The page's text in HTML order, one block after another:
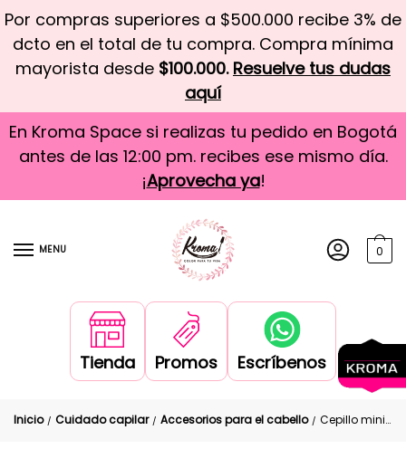
Por compras superiores a $500.000 recibe 3% de
dcto en el total de tu compra. Compra mínima
mayorista desde $100.000. Resuelve tus dudas
aquí
En Kroma Space si realizas tu pedido en Bogotá
antes de las 12:00 pm. recibes ese mismo día.
¡Aprovecha ya!
MENU 0
Tienda Promos Escríbenos
Inicio / Cuidado capilar / Accesorios para el cabello / Cepillo mini cuadrado Engol